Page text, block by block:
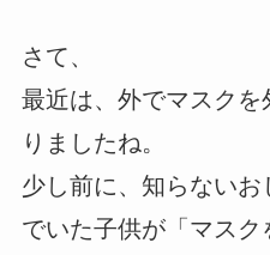
さて、
最近は、外でマスク
りましたね。
少し前に、知らない
でいた子供が「マス